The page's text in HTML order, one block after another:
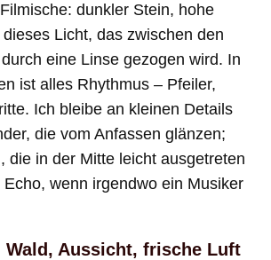
dunkler Stein, hohe
Licht, das zwischen den
eine Linse gezogen wird. In
ist alles Rhythmus – Pfeiler,
Ich bleibe an kleinen Details
die vom Anfassen glänzen;
die in der Mitte leicht ausgetreten
wenn irgendwo ein Musiker
Wald, Aussicht, frische Luft